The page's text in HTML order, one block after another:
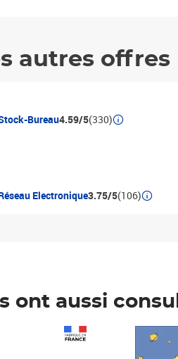
autres offres
Bureau4.59/5(330)
Electronique3.75/5(106)
ont aussi
Prix 6,25€ HT